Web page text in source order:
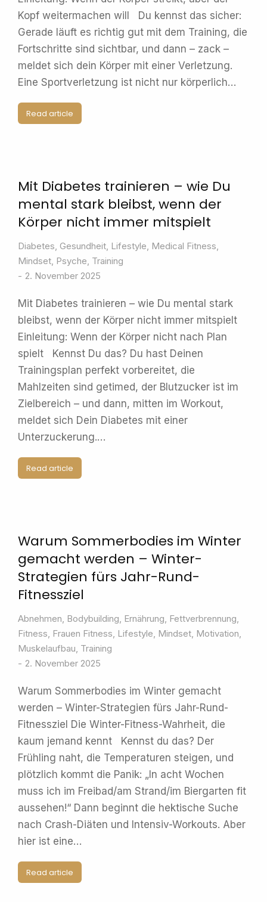
Kopf weitermachen will Du kennst das sicher:
Gerade läuft es richtig gut mit dem Training, die
Fortschritte sind sichtbar, und dann – zack –
meldet sich dein Körper mit einer Verletzung.
Eine Sportverletzung ist nicht nur körperlich…
Read article
Mit Diabetes trainieren – wie Du
mental stark bleibst, wenn der
Körper nicht immer mitspielt
Diabetes, Gesundheit, Lifestyle, Medical Fitness,
Mindset, Psyche, Training
2. November 2025
Mit Diabetes trainieren – wie Du mental stark
bleibst, wenn der Körper nicht immer mitspielt
Einleitung: Wenn der Körper nicht nach Plan
spielt Kennst Du das? Du hast Deinen
Trainingsplan perfekt vorbereitet, die
Mahlzeiten sind getimed, der Blutzucker ist im
Zielbereich – und dann, mitten im Workout,
meldet sich Dein Diabetes mit einer
Unterzuckerung.…
Read article
Warum Sommerbodies im Winter
gemacht werden – Winter-
Strategien fürs Jahr-Rund-
Fitnessziel
Abnehmen, Bodybuilding, Ernährung, Fettverbrennung,
Fitness, Frauen Fitness, Lifestyle, Mindset, Motivation,
Muskelaufbau, Training
2. November 2025
Warum Sommerbodies im Winter gemacht
werden – Winter-Strategien fürs Jahr-Rund-
Fitnessziel Die Winter-Fitness-Wahrheit, die
kaum jemand kennt Kennst du das? Der
Frühling naht, die Temperaturen steigen, und
plötzlich kommt die Panik: „In acht Wochen
muss ich im Freibad/am Strand/im Biergarten fit
aussehen!“ Dann beginnt die hektische Suche
nach Crash-Diäten und Intensiv-Workouts. Aber
hier ist eine…
Read article